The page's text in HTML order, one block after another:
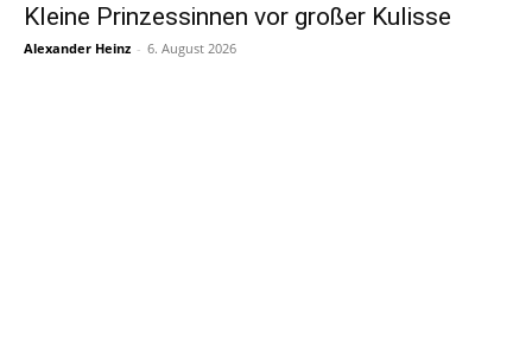
Kleine Prinzessinnen vor großer Kulisse
Alexander Heinz - 6. August 2026